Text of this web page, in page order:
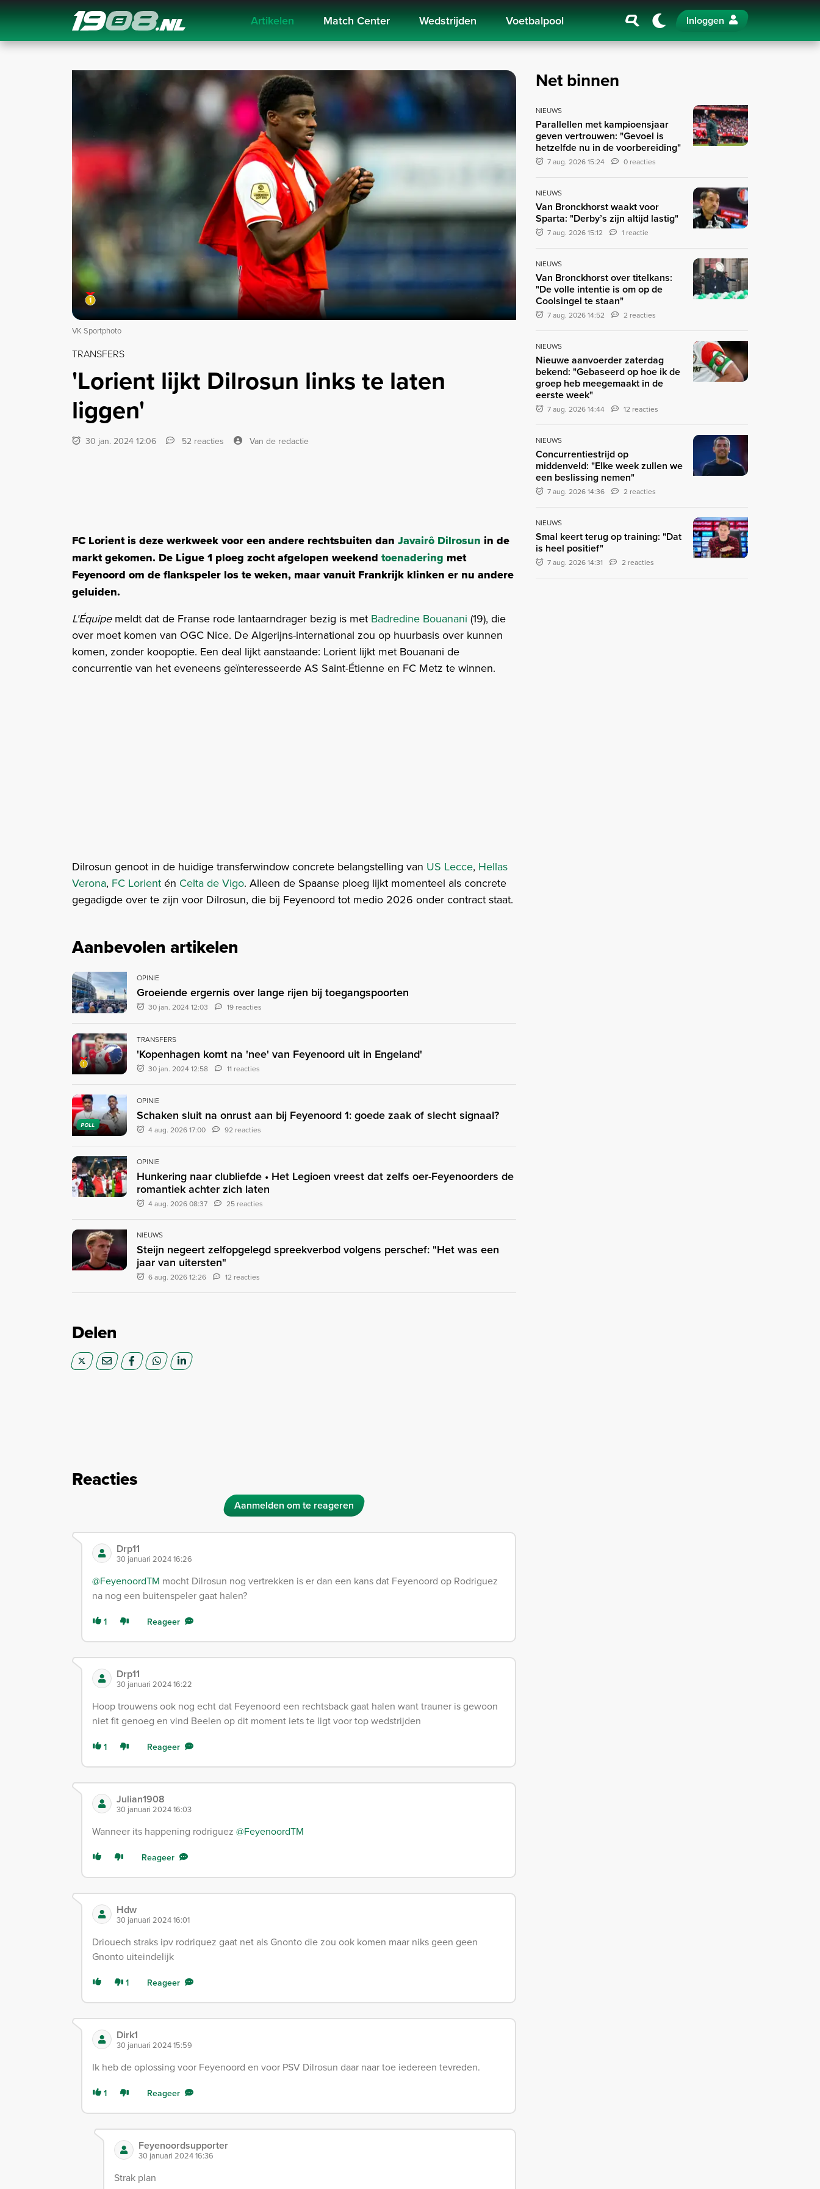
Navigation Artikelen Match Center Wedstrijden Voetbalpool Inloggen
VK Sportphoto
TRANSFERS
'Lorient lijkt Dilrosun links te laten
liggen'
30 jan. 2024 12:06 52 reacties Van de redactie
FC Lorient is deze werkweek voor een andere rechtsbuiten dan Javairô Dilrosun in de
markt gekomen. De Ligue 1 ploeg zocht afgelopen weekend toenadering met
Feyenoord om de flankspeler los te weken, maar vanuit Frankrijk klinken er nu andere
geluiden.
L'Équipemeldt dat de Franse rode lantaarndrager bezig is met Badredine Bouanani (19), die
over moet komen van OGC Nice. De Algerijns-international zou op huurbasis over kunnen
komen, zonder koopoptie. Een deal lijkt aanstaande: Lorient lijkt met Bouanani de
concurrentie van het eveneens geïnteresseerde AS Saint-Étienne en FC Metz te winnen.
Dilrosun genoot in de huidige transferwindow concrete belangstelling van US Lecce, Hellas
Verona, FC Lorient én Celta de Vigo. Alleen de Spaanse ploeg lijkt momenteel als concrete
gegadigde over te zijn voor Dilrosun, die bij Feyenoord tot medio 2026 onder contract staat.
Aanbevolen artikelen
OPINIE
Groeiende ergernis over lange rijen bij toegangspoorten
30 jan. 2024 12:03 19 reacties
TRANSFERS
'Kopenhagen komt na 'nee' van Feyenoord uit in Engeland'
30 jan. 2024 12:58 11 reacties
POLL
OPINIE
Schaken sluit na onrust aan bij Feyenoord 1: goede zaak of slecht signaal?
4 aug. 2026 17:00 92 reacties
OPINIE
Hunkering naar clubliefde • Het Legioen vreest dat zelfs oer-Feyenoorders de
romantiek achter zich laten
4 aug. 2026 08:37 25 reacties
NIEUWS
Steijn negeert zelfopgelegd spreekverbod volgens perschef: "Het was een
jaar van uitersten"
6 aug. 2026 12:26 12 reacties
Delen
Reacties
Aanmelden om te reageren
Drp11
30 januari 2024 16:26
@FeyenoordTM mocht Dilrosun nog vertrekken is er dan een kans dat Feyenoord op Rodriguez
na nog een buitenspeler gaat halen?
1 Reageer
Drp11
30 januari 2024 16:22
Hoop trouwens ook nog echt dat Feyenoord een rechtsback gaat halen want trauner is gewoon
niet fit genoeg en vind Beelen op dit moment iets te ligt voor top wedstrijden
1 Reageer
Julian1908
30 januari 2024 16:03
Wanneer its happening rodriguez @FeyenoordTM
Reageer
Hdw
30 januari 2024 16:01
Driouech straks ipv rodriquez gaat net als Gnonto die zou ook komen maar niks geen geen
Gnonto uiteindelijk
1 Reageer
Dirk1
30 januari 2024 15:59
Ik heb de oplossing voor Feyenoord en voor PSV Dilrosun daar naar toe iedereen tevreden.
1 Reageer
Feyenoordsupporter
30 januari 2024 16:36
Strak plan
Net binnen
NIEUWS
Parallellen met kampioensjaar
geven vertrouwen: "Gevoel is
hetzelfde nu in de voorbereiding"
7 aug. 2026 15:24 0 reacties
NIEUWS
Van Bronckhorst waakt voor
Sparta: "Derby’s zijn altijd lastig"
7 aug. 2026 15:12 1 reactie
NIEUWS
Van Bronckhorst over titelkans:
"De volle intentie is om op de
Coolsingel te staan"
7 aug. 2026 14:52 2 reacties
NIEUWS
Nieuwe aanvoerder zaterdag
bekend: "Gebaseerd op hoe ik de
groep heb meegemaakt in de
eerste week"
7 aug. 2026 14:44 12 reacties
NIEUWS
Concurrentiestrijd op
middenveld: "Elke week zullen we
een beslissing nemen"
7 aug. 2026 14:36 2 reacties
NIEUWS
Smal keert terug op training: "Dat
is heel positief"
7 aug. 2026 14:31 2 reacties